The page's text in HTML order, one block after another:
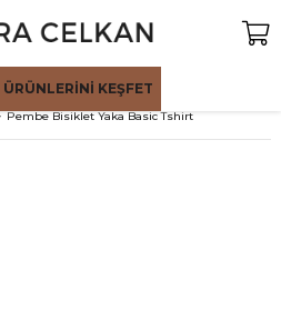
ÜRÜNLERİNİ KEŞFET
Pembe Bisiklet Yaka Basic Tshirt